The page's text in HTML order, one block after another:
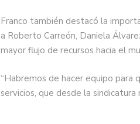
Franco también destacó la
a Roberto Carreón, Daniela
mayor flujo de recursos hacia el
“Habremos de hacer equipo para
servicios, que desde la sindicatura